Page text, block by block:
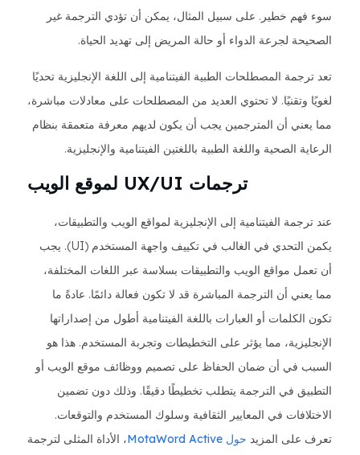
سوء فهم خطير. على سبيل المثال، يمكن أن تؤدي الترجمة غير
الصحيحة لجرعة الدواء أو حالة المريض إلى تهديد الحياة.
تعد ترجمة المصطلحات الطبية الفيتنامية إلى اللغة الإنجليزية تحديًا
لغويًا وتقنيًا. لا تحتوي العديد من المصطلحات على معادلات مباشرة،
مما يعني أن المترجمين يجب أن يكون لديهم معرفة متعمقة بنظام
الرعاية الصحية واللغة الطبية باللغتين الفيتنامية والإنجليزية.
ترجمات UX/UI لموقع الويب
عند ترجمة الفيتنامية إلى الإنجليزية لمواقع الويب والتطبيقات،
يكمن التحدي في الغالب في تكييف واجهة المستخدم (UI). يجب
أن تعمل مواقع الويب والتطبيقات بسلاسة عبر اللغات المختلفة،
مما يعني أن الترجمة المباشرة قد لا تكون فعالة دائمًا. عادةً ما
تكون الكلمات أو العبارات باللغة الفيتنامية أطول من إصداراتها
الإنجليزية، مما يؤثر على التخطيطات وتجربة المستخدم. هذا هو
السبب في أن ضمان الحفاظ على تصميم ووظائف موقع الويب أو
التطبيق في الترجمة يتطلب تخطيطًا دقيقًا. وذلك دون تضمين
الاختلافات في المعايير الثقافية وسلوك المستخدم والتوقعات.
تعرف على المزيد حول MotaWord Active
، الأداة المثلى لترجمة